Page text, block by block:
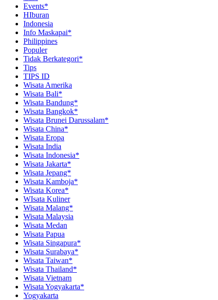
Events*
HIburan
Indonesia
Info Maskapai*
Philippines
Populer
Tidak Berkategori*
Tips
TIPS ID
Wisata Amerika
Wisata Bali*
Wisata Bandung*
Wisata Bangkok*
Wisata Brunei Darussalam*
Wisata China*
Wisata Eropa
Wisata India
Wisata Indonesia*
Wisata Jakarta*
Wisata Jepang*
Wisata Kamboja*
Wisata Korea*
WIsata Kuliner
Wisata Malang*
Wisata Malaysia
Wisata Medan
Wisata Papua
Wisata Singapura*
Wisata Surabaya*
Wisata Taiwan*
Wisata Thailand*
Wisata Vietnam
Wisata Yogyakarta*
Yogyakarta